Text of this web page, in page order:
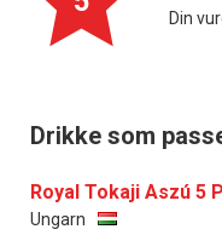
Din
Drikke som
Royal Tokaji Aszú 5
Ungarn